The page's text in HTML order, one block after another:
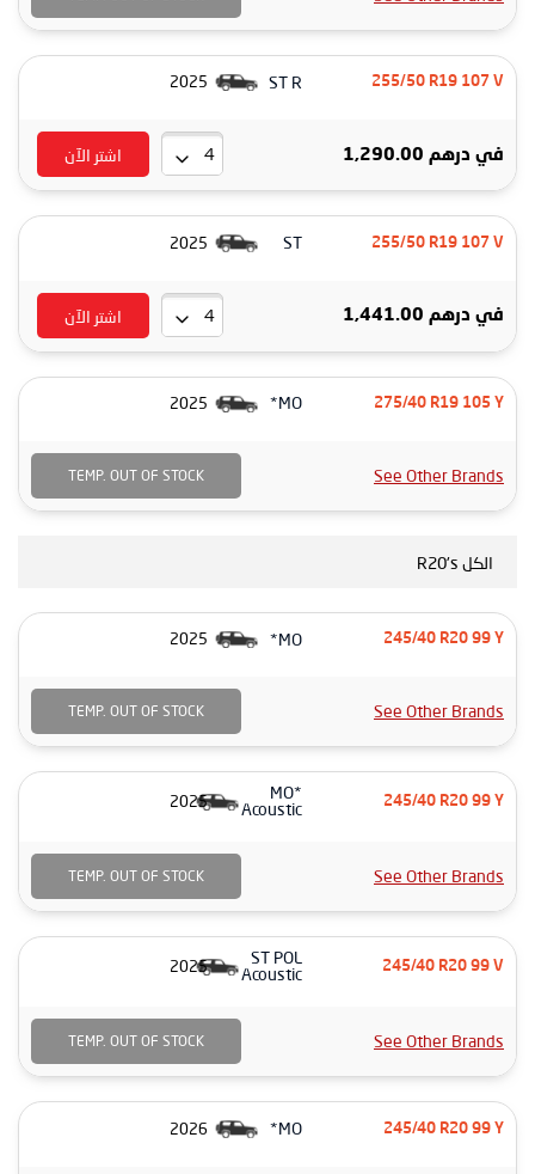
255/50 R19 107 V
ST R
2025
في درهم 1,290.00 اشتر الآن
255/50 R19 107 V
ST
2025
في درهم 1,441.00 اشتر الآن
275/40 R19 105 Y
MO*
2025
See Other Brands
TEMP. OUT OF STOCK
الكل R20's
245/40 R20 99 Y
MO*
2025
See Other Brands
TEMP. OUT OF STOCK
245/40 R20 99 Y
MO*
Acoustic
2025
See Other Brands
TEMP. OUT OF STOCK
245/40 R20 99 V
ST POL
Acoustic
2025
See Other Brands
TEMP. OUT OF STOCK
245/40 R20 99 Y
MO*
2026